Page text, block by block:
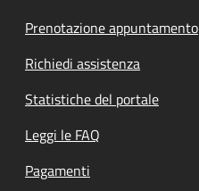
Prenotazione appuntamento
Richiedi assistenza
Statistiche del portale
Leggi le FAQ
Pagamenti